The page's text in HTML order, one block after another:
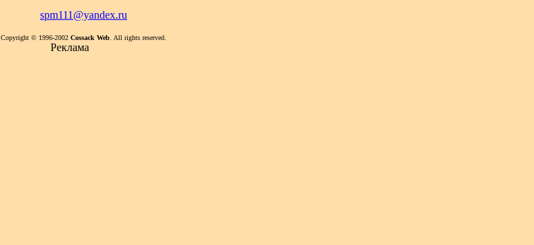
spm111@yandex.ru
Copyright © 1996-2002 Cossack Web . All rights reserved.
Реклама